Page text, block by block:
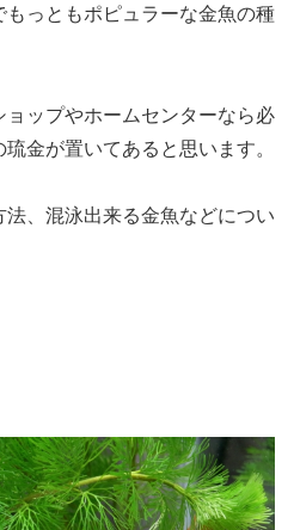
っともポピュラーな金魚の種
ップやホームセンターなら必
金が置いてあると思います。
法、混泳出来る金魚などについ